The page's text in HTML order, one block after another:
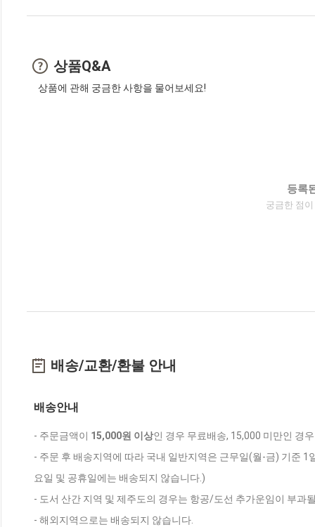
상품Q&A
상품에 관해 궁금한 사항을 물어보세요!
등록
궁금한 점
배송/교환/환불 안내
배송안내
- 주문금액이 15,000원 이상인 경우 무료배송, 15,000 미만인 경
- 주문 후 배송지역에 따라 국내 일반지역은 근무일(월-금) 기준
요일 및 공휴일에는 배송되지 않습니다.)
- 도서 산간 지역 및 제주도의 경우는 항공/도선 추가운임이 부과
- 해외지역으로는 배송되지 않습니다.